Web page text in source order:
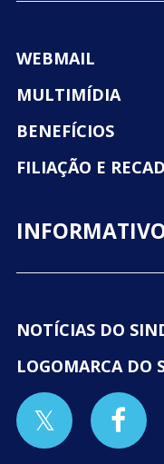
WEBMAIL
MULTIMÍDIA
BENEFÍCIOS
FILIAÇÃO E
NOTÍCIAS DO
LOGOMARCA DO